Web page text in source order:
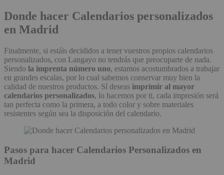
Donde hacer Calendarios personalizados
en Madrid
Finalmente, si estáis decididos a tener vuestros propios calendarios
personalizados, con Langayo no tendrás que preocuparte de nada.
Siendo la imprenta número uno, estamos acostumbrados a trabajar
en grandes escalas, por lo cual sabemos conservar muy bien la
calidad de nuestros productos. Sí deseas imprimir al mayor
calendarios personalizados, lo hacemos por ti, cada impresión será
tan perfecta como la primera, a todo color y sobre materiales
resistentes según sea la disposición del calendario.
Pasos para hacer Calendarios Personalizados en
Madrid